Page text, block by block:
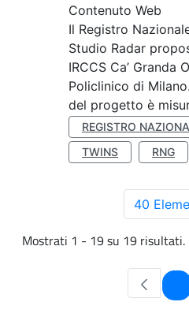
Contenuto Web
Il Registro
Studio Radar
IRCCS Ca’ Granda
Policlinico di
del progetto è
REGISTRO
TWINS
RNG
40
Mostrati 1 - 19 su 19 risultati.